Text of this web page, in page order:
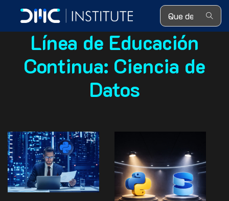
Search ...
Línea de Educación
Continua: Ciencia de
Datos